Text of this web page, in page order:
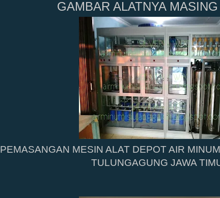
GAMBAR ALATNYA
PEMASANGAN MESIN ALAT DEPOT AIR
TULUNGAGUNG JAWA